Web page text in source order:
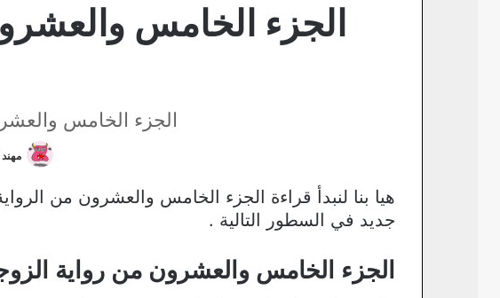
الجزء الخامس
الجزء الخامس
هيا بنا لنبدأ قراءة الجزء الخامس والعشرون من
جديد في السطور التالية .
الجزء الخامس والعشرون من رواية الزوجة